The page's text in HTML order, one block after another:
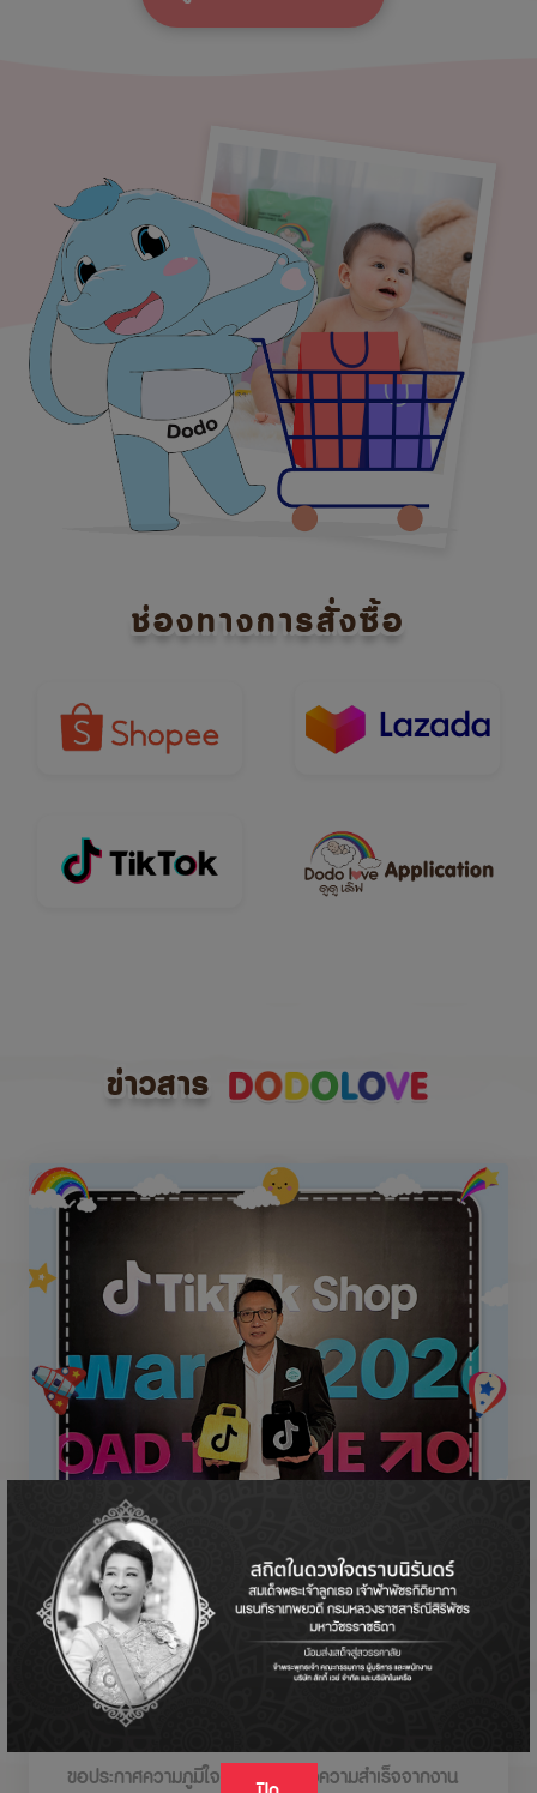
ช่องทางการสั่งซื้อ
ข่าวสาร
DODOLOVE รับรางวัลในงาน TikTok Shop
Awards 2026
ขอประกาศความภูมิใจกับรางวัลแห่งความสำเร็จจากงาน